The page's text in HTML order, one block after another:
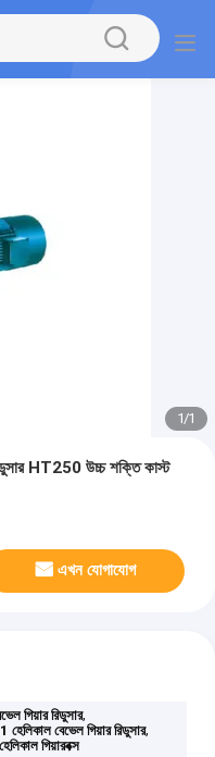
1/1
HT250 উচ্চ শক্তি কাস্ট
এখন যোগাযোগ
গিয়ার রিডুসার,
বেভেল গিয়ার রিডুসার,
গিয়ারবক্স